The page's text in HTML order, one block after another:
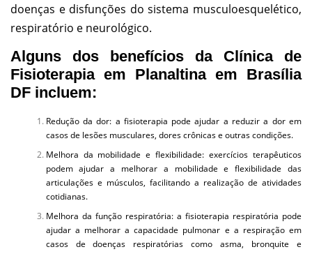
doenças e disfunções do sistema musculoesquelético,
respiratório e neurológico.
Alguns dos benefícios da Clínica de
Fisioterapia em Planaltina em Brasília
DF incluem:
Redução da dor: a fisioterapia pode ajudar a reduzir a dor em
casos de lesões musculares, dores crônicas e outras condições.
Melhora da mobilidade e flexibilidade: exercícios terapêuticos
podem ajudar a melhorar a mobilidade e flexibilidade das
articulações e músculos, facilitando a realização de atividades
cotidianas.
Melhora da função respiratória: a fisioterapia respiratória pode
ajudar a melhorar a capacidade pulmonar e a respiração em
casos de doenças respiratórias como asma, bronquite e